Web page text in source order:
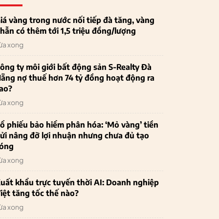
vàng trong nước nối tiếp đà tăng, vàng
có thêm tới 1,5 triệu đồng/lượng
xong
ty môi giới bất động sản S-Realty Đà
nợ thuế hơn 74 tỷ đồng hoạt động ra
xong
phiếu bảo hiểm phân hóa: ‘Mỏ vàng’ tiền
nâng đỡ lợi nhuận nhưng chưa đủ tạo
xong
khẩu trực tuyến thời AI: Doanh nghiệp
tăng tốc thế nào?
xong